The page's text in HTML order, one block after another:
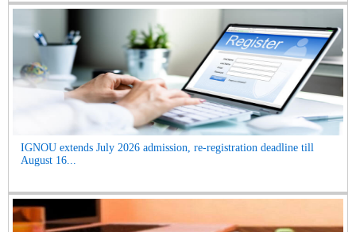
IGNOU extends July 2026 admission, re-registration deadline till
August 16...